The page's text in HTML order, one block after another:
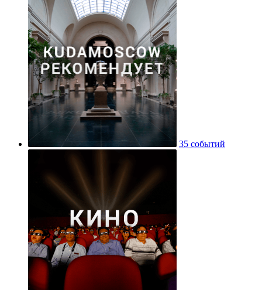
35 событий